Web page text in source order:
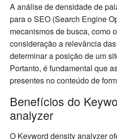
A análise de densidade de
para o SEO (Search Engine
mecanismos de busca, como
consideração a relevância
determinar a posição de um
Portanto, é fundamental que
presentes no conteúdo de
Benefícios do
analyzer
O Keyword density analyzer